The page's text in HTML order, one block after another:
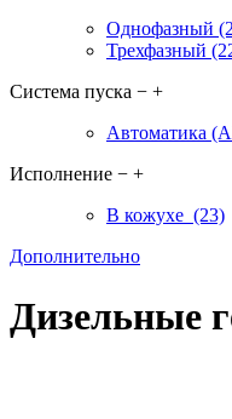
Однофазный
Трехфазный
Система пуска − +
Автоматика
Исполнение − +
В кожухе (23)
Дополнительно
Дизельные